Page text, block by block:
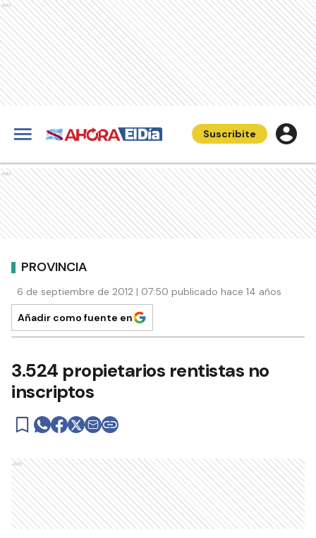
Ads
Suscribite
Ads
PROVINCIA
6 de septiembre de 2012 | 07:50 publicado hace 14 años
Añadir como fuente en
3.524 propietarios rentistas no
inscriptos
Ads